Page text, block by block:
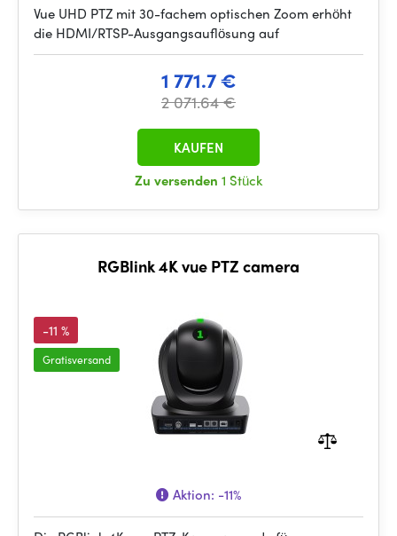
Vue UHD PTZ mit 30-fachem optischen Zoom erhöht
die HDMI/RTSP-Ausgangsauflösung auf
1 771.7 €
2 071.64 €
Zu versenden 1 Stück
KAUFEN
RGBlink 4K vue PTZ camera
-11 %
Gratisversand
Aktion: -11%